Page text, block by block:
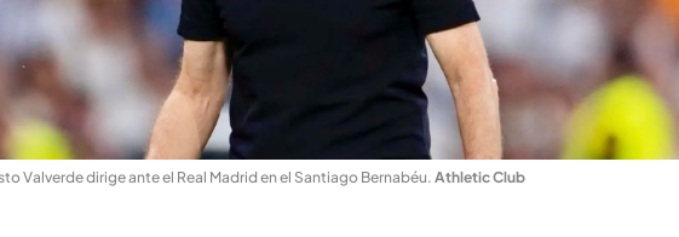
Valverde dirige ante el Real Madrid en el Santiago Bernabéu. Athletic Club